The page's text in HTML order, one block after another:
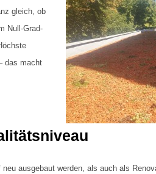
gleich, ob
Null-Grad-
das macht
neu ausgebaut werden, als auch als